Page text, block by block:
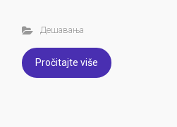
Дешавања
Pročitajte više